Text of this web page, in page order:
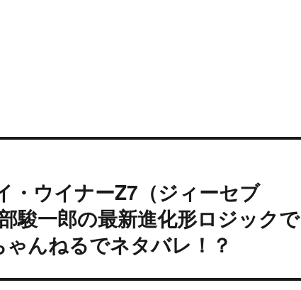
・ウイナーZ7（ジィーセブ
駿一郎の最新進化形ロジックで
んねるでネタバレ！？